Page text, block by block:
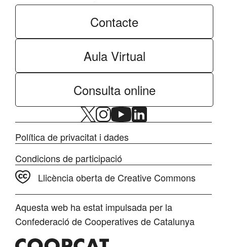
Contacte
Aula Virtual
Consulta online
Política de privacitat i dades
Condicions de participació
Llicència oberta de Creative Commons
Aquesta web ha estat impulsada per la
Confederació de Cooperatives de Catalunya